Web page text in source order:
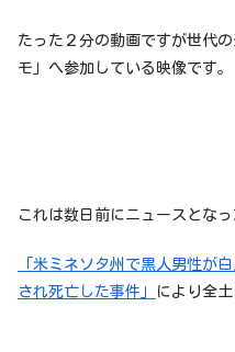
たった２分の動画ですが世代
モ」へ参加している映像です。
これは数日前にニュースとなっ
「米ミネソタ州で黒人男性が
され死亡した事件」
により全